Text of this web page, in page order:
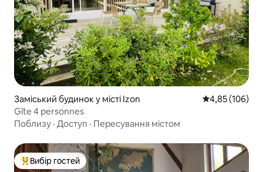
Заміський будинок у місті Izon Середня
4,85 (106)
Gîte 4 personnes
Поблизу · Доступ · Пересування містом
Топ вибір гостей
Вибір гостей